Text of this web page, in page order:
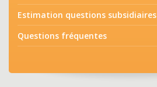
Estimation questions subsidiaires
Questions fréquentes